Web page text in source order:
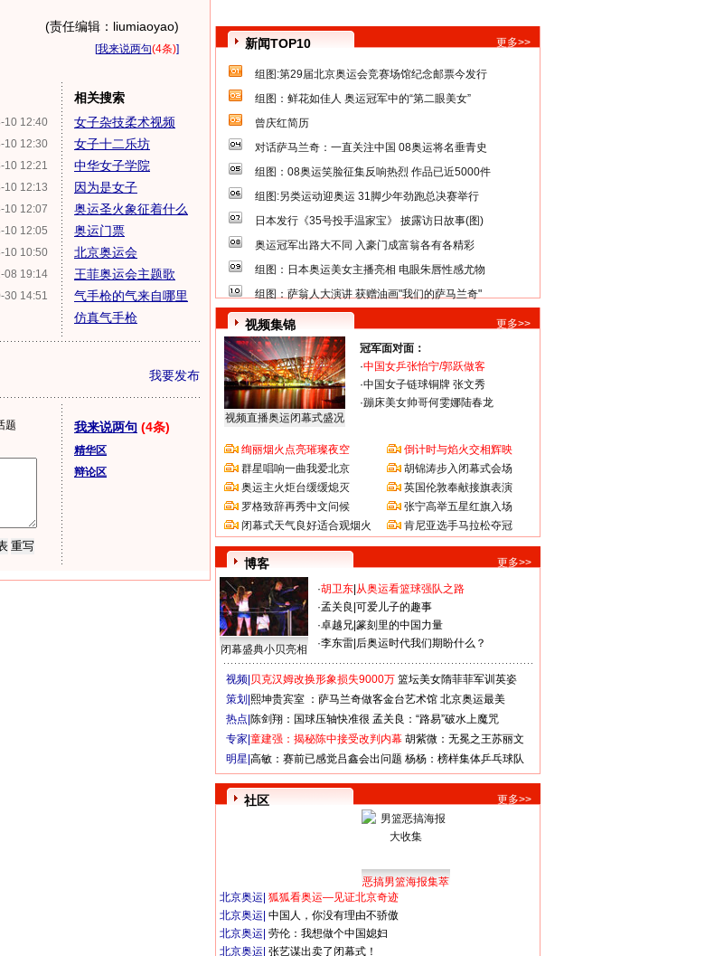
(责任编辑：liumiaoyao)
[我来说两句(4条)]
10 12:40
10 12:30
10 12:21
10 12:13
10 12:07
10 12:05
10 10:50
08 19:14
30 14:51
相关搜索
女子杂技柔术视频
女子十二乐坊
中华女子学院
因为是女子
奥运圣火象征着什么
奥运门票
北京奥运会
王菲奥运会主题歌
气手枪的气来自哪里
仿真气手枪
我要发布
题
我来说两句 (4条)
精华区
辩论区
新闻TOP10 更多>>
组图:第29届北京奥运会竞赛场馆纪念邮票今发行
组图：鲜花如佳人 奥运冠军中的“第二眼美女”
曾庆红简历
对话萨马兰奇：一直关注中国 08奥运将名垂青史
组图：08奥运笑脸征集反响热烈 作品已近5000件
组图:另类运动迎奥运 31脚少年劲跑总决赛举行
日本发行《35号投手温家宝》 披露访日故事(图)
奥运冠军出路大不同 入豪门成富翁各有各精彩
组图：日本奥运美女主播亮相 电眼朱唇性感尤物
组图：萨翁人大演讲 获赠油画"我们的萨马兰奇"
视频集锦 更多>>
视频直播奥运闭幕式盛况
冠军面对面：
·中国女乒张怡宁/郭跃做客
·中国女子链球铜牌 张文秀
·蹦床美女帅哥何雯娜陆春龙
绚丽烟火点亮璀璨夜空
群星唱响一曲我爱北京
奥运主火炬台缓缓熄灭
罗格致辞再秀中文问候
闭幕式天气良好适合观烟火
倒计时与焰火交相辉映
胡锦涛步入闭幕式会场
英国伦敦奉献接旗表演
张宁高举五星红旗入场
肯尼亚选手马拉松夺冠
博客 更多>>
闭幕盛典小贝亮相
·胡卫东 从奥运看篮球强队之路
·孟关良 可爱儿子的趣事
·卓越兄 篆刻里的中国力量
·李东雷 后奥运时代我们期盼什么？
视频| 贝克汉姆改换形象损失9000万 篮坛美女隋菲菲军训英姿
策划| 熙坤贵宾室 ：萨马兰奇做客金台艺术馆 北京奥运最美
热点| 陈剑翔：国球压轴快准很 孟关良：“路易”破水上魔咒
专家| 童建强：揭秘陈中接受改判内幕 胡紫微：无冕之王苏丽文
明星| 高敏：赛前已感觉吕鑫会出问题 杨杨：榜样集体乒乓球队
社区 更多>>
恶搞男篮海报集萃
北京奥运 狐狐看奥运—见证北京奇迹
北京奥运 中国人，你没有理由不骄傲
北京奥运 劳伦：我想做个中国媳妇
北京奥运 张艺谋出卖了闭幕式！